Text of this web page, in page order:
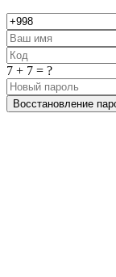
7 + 7 = ?
Восстановление